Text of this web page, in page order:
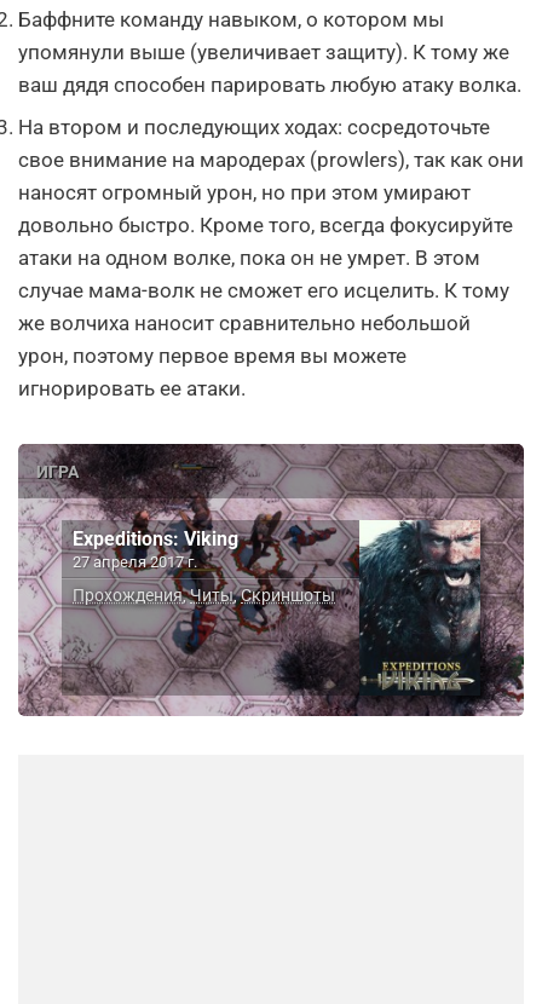
Баффните команду навыком, о котором мы
упомянули выше (увеличивает защиту). К тому же
ваш дядя способен парировать любую атаку волка.
На втором и последующих ходах: сосредоточьте
свое внимание на мародерах (prowlers), так как они
наносят огромный урон, но при этом умирают
довольно быстро. Кроме того, всегда фокусируйте
атаки на одном волке, пока он не умрет. В этом
случае мама-волк не сможет его исцелить. К тому
же волчиха наносит сравнительно небольшой
урон, поэтому первое время вы можете
игнорировать ее атаки.
ИГРА
Expeditions: Viking
27 апреля 2017 г.
Прохождения,Читы,Скриншоты